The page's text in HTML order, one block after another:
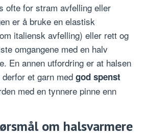
ofte for stram avfelling eller
er å bruke en elastisk
italiensk avfelling) eller rett og
omgangene med en halv
En annen utfordring er at halsen
et garn med god spenst
med en tynnere pinne enn
om halsvarmere